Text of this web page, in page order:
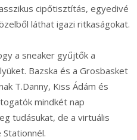
cipőtisztítás, egyedivé
láthat igazi ritkaságokat.
a sneaker gyűjtők a
Bazska és a Grosbasket
T.Danny, Kiss Ádám és
mindkét nap
tudásukat, de a virtuális
Stationnél.